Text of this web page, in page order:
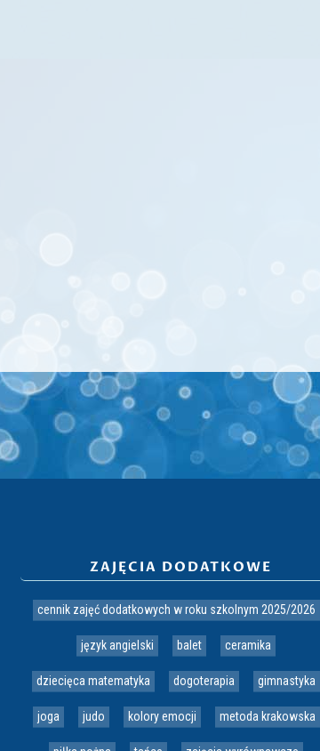
ZAJĘCIA DODATKOWE
cennik zajęć dodatkowych w roku szkolnym 2025/2026
język angielski balet ceramika
dziecięca matematyka dogoterapia gimnastyka
joga judo kolory emocji metoda krakowska